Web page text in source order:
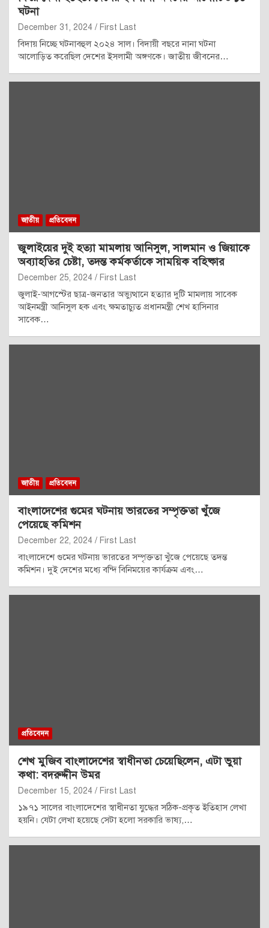
ঘটনা
December 31, 2024 First Last
বিদায় নিচ্ছে ঘটনাবহুল ২০২৪ সাল। বিদায়ী বছরে নানা ঘটনা
আলোড়িত করেছিল দেশের ইসলামী অঙ্গণকে। জাতীয় জীবনের…
জাতীয় প্রতিবেদন
জুলাইয়ের দুই হত্যা মামলায় আনিসুল, সালমান ও জিয়াকে
অব্যাহতির চেষ্টা, তদন্ত কর্মকর্তাকে সাময়িক বহিষ্কার
December 25, 2024 First Last
জুলাই-আগস্টের ছাত্র-জনতার অভ্যুত্থানে হত্যার দুটি মামলায় সাবেক
আইনমন্ত্রী আনিসুল হক এবং ক্ষমতাচ্যুত প্রধানমন্ত্রী শেখ হাসিনার
সাবেক…
জাতীয় প্রতিবেদন
বাংলাদেশের গুমের ঘটনায় ভারতের সম্পৃক্ততা খুঁজে
পেয়েছে কমিশন
December 22, 2024 First Last
বাংলাদেশে গুমের ঘটনায় ভারতের সম্পৃক্ততা খুঁজে পেয়েছে তদন্ত
কমিশন। দুই দেশের মধ্যে বন্দি বিনিময়ের কার্যক্রম এবং…
প্রতিবেদন
শেখ মুজিব বাংলাদেশের স্বাধীনতা চেয়েছিলেন, এটা ভুয়া
কথা: বদরুদ্দীন উমর
December 15, 2024 First Last
১৯৭১ সালের বাংলাদেশের স্বাধীনতা যুদ্ধের সঠিক-প্রকৃত ইতিহাস লেখা
হয়নি। যেটা লেখা হয়েছে সেটা হলো সরকারি ভাষ্য,…